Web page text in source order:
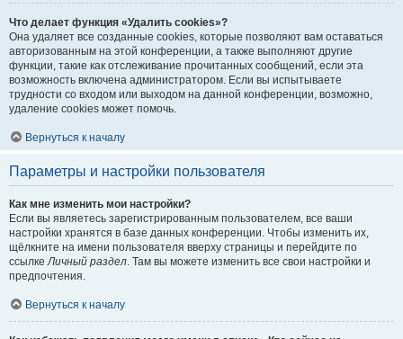
Что делает функция «Удалить cookies»?
Она удаляет все созданные cookies, которые позволяют вам оставаться
авторизованным на этой конференции, а также выполняют другие
функции, такие как отслеживание прочитанных сообщений, если эта
возможность включена администратором. Если вы испытываете
трудности со входом или выходом на данной конференции, возможно,
удаление cookies может помочь.
Вернуться к началу
Параметры и настройки пользователя
Как мне изменить мои настройки?
Если вы являетесь зарегистрированным пользователем, все ваши
настройки хранятся в базе данных конференции. Чтобы изменить их,
щёлкните на имени пользователя вверху страницы и перейдите по
ссылке Личный раздел . Там вы можете изменить все свои настройки и
предпочтения.
Вернуться к началу